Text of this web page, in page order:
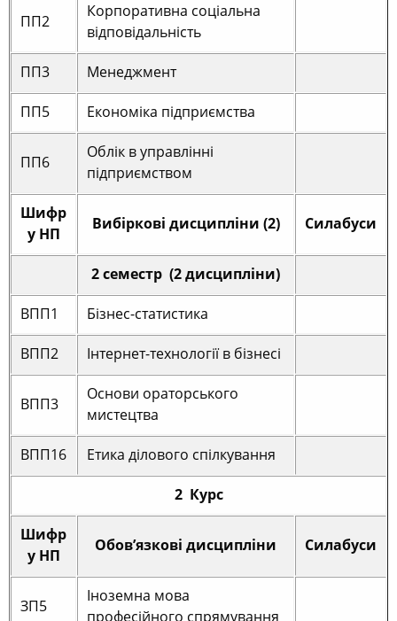
ПП2
Корпоративна соціальна
відповідальність
ПП3 Менеджмент
ПП5 Економіка підприємства
ПП6
Облік в управлінні
підприємством
Шифр
у НП
Вибіркові дисципліни (2) Силабуси
2 семестр (2 дисципліни)
ВПП1 Бізнес-статистика
ВПП2 Інтернет-технології в бізнесі
ВПП3
Основи ораторського
мистецтва
ВПП16 Етика ділового спілкування
2 Курс
Шифр
у НП
Обов’язкові дисципліни Силабуси
ЗП5
Іноземна мова
професійного спрямування